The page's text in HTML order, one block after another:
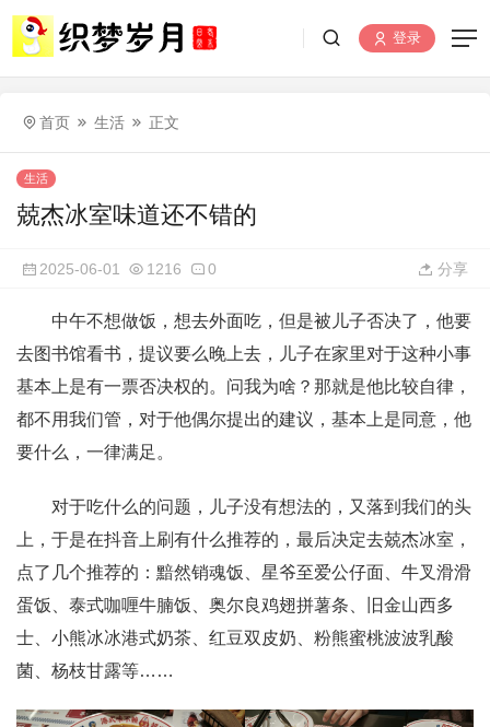
登录
首页 生活 正文
生活
兢杰冰室味道还不错的
2025-06-01 1216 0 分享
中午不想做饭，想去外面吃，但是被儿子否决了，他要
去图书馆看书，提议要么晚上去，儿子在家里对于这种小事
基本上是有一票否决权的。问我为啥？那就是他比较自律，
都不用我们管，对于他偶尔提出的建议，基本上是同意，他
要什么，一律满足。
对于吃什么的问题，儿子没有想法的，又落到我们的头
上，于是在抖音上刷有什么推荐的，最后决定去兢杰冰室，
点了几个推荐的：黯然销魂饭、星爷至爱公仔面、牛叉滑滑
蛋饭、泰式咖喱牛腩饭、奥尔良鸡翅拼薯条、旧金山西多
士、小熊冰冰港式奶茶、红豆双皮奶、粉熊蜜桃波波乳酸
菌、杨枝甘露等……